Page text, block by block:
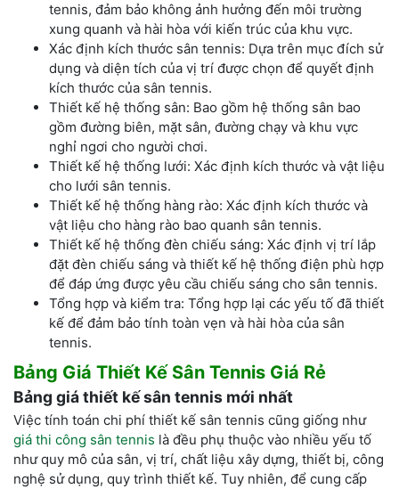
tennis, đảm bảo không ảnh hưởng đến môi trường
xung quanh và hài hòa với kiến trúc của khu vực.
Xác định kích thước sân tennis: Dựa trên mục đích sử
dụng và diện tích của vị trí được chọn để quyết định
kích thước của sân tennis.
Thiết kế hệ thống sân: Bao gồm hệ thống sân bao
gồm đường biên, mặt sân, đường chạy và khu vực
nghỉ ngơi cho người chơi.
Thiết kế hệ thống lưới: Xác định kích thước và vật liệu
cho lưới sân tennis.
Thiết kế hệ thống hàng rào: Xác định kích thước và
vật liệu cho hàng rào bao quanh sân tennis.
Thiết kế hệ thống đèn chiếu sáng: Xác định vị trí lắp
đặt đèn chiếu sáng và thiết kế hệ thống điện phù hợp
để đáp ứng được yêu cầu chiếu sáng cho sân tennis.
Tổng hợp và kiểm tra: Tổng hợp lại các yếu tố đã thiết
kế để đảm bảo tính toàn vẹn và hài hòa của sân
tennis.
Bảng Giá Thiết Kế Sân Tennis Giá Rẻ
Bảng giá thiết kế sân tennis mới nhất
Việc tính toán chi phí thiết kế sân tennis cũng giống như
giá thi công sân tennis là đều phụ thuộc vào nhiều yếu tố
như quy mô của sân, vị trí, chất liệu xây dựng, thiết bị, công
nghệ sử dụng, quy trình thiết kế. Tuy nhiên, để cung cấp